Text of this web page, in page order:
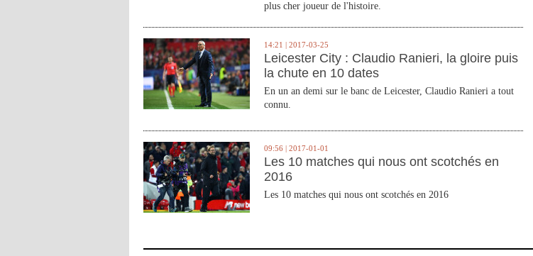
plus cher joueur de l'histoire.
14:21 | 2017-03-25
Leicester City : Claudio Ranieri, la gloire puis
la chute en 10 dates
En un an demi sur le banc de Leicester, Claudio Ranieri a tout
connu.
09:56 | 2017-01-01
Les 10 matches qui nous ont scotchés en
2016
Les 10 matches qui nous ont scotchés en 2016